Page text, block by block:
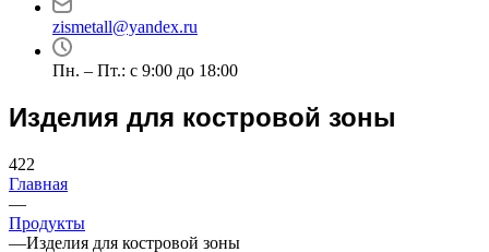
zismetall@yandex.ru
Пн. – Пт.: с 9:00 до 18:00
Изделия для костровой зоны
422
Главная
—
Продукты
—Изделия для костровой зоны